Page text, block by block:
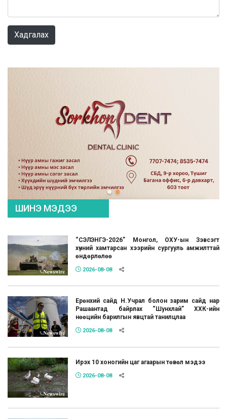
Хадгалах
ШИНЭ МЭДЭЭ
“СЭЛЭНГЭ-2026” Монгол, ОХУ-ын Зэвсэгт
хүчний хамтарсан хээрийн сургууль амжилттай
өндөрлөлөө
2026-08-08
Ерөнхий сайд Н.Учрал болон зарим сайд нар
Рашаантад байрлах “Шунхлай” ХХК-ийн
нөөцийн барилгын явцтай танилцлаа
2026-08-08
Ирэх 10 хоногийн цаг агаарын төвөл мэдээ
2026-08-08